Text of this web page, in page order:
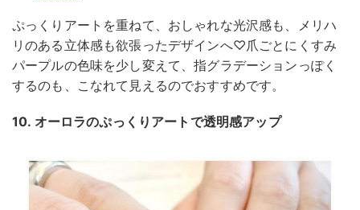
ぷっくりアートを重ねて、おしゃれな光沢感も、メリハ
リのある立体感も欲張ったデザインへ♡爪ごとにくすみ
パープルの色味を少し変えて、指グラデーションっぽく
するのも、こなれて見えるのでおすすめです。
10. オーロラのぷっくりアートで透明感アップ